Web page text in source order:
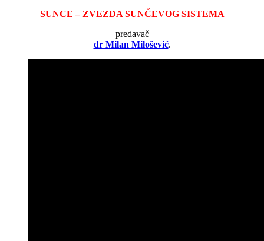
SUNCE – ZVEZDA SUNČEVOG SISTEMA
predavač
dr Milan Milošević.